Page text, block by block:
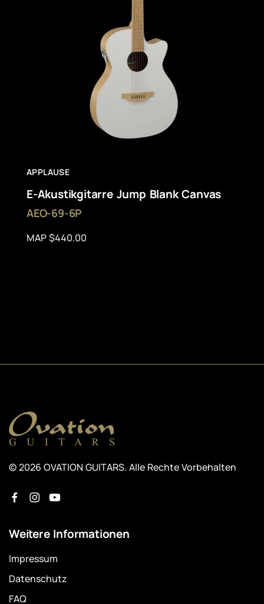
APPLAUSE
E-Akustikgitarre Jump Blank Canvas
AEO-69-6P
MAP $440.00
© 2026 OVATION GUITARS. Alle Rechte Vorbehalten
Weitere Informationen
Impressum
Datenschutz
FAQ